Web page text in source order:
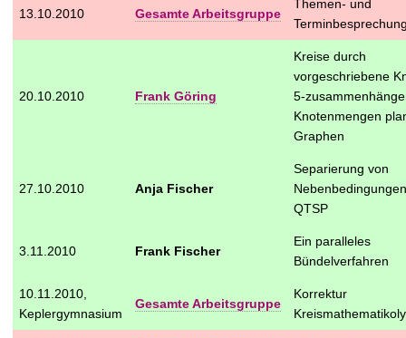
13.10.2010 Gesamte Arbeitsgruppe
Themen- und
20.10.2010 Frank Göring
Kreise durch
vorgeschriebene
5-
Knotenmengen
Graphen
27.10.2010 Anja Fischer
Separierung von
QTSP
3.11.2010 Frank Fischer
Ein paralleles
Bündelverfahren
10.11.2010,
Keplergymnasium
Gesamte Arbeitsgruppe
Korrektur